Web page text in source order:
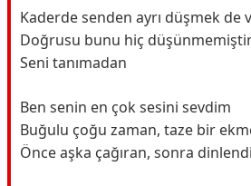
Kaderde senden ayrı düşmek de
Doğrusu bunu hiç
Seni tanımadan
Ben senin en çok sesini sevdim
Buğulu çoğu zaman, taze bir
Önce aşka çağıran, sonra